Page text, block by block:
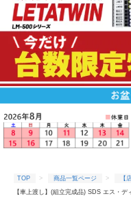
TOP 商品一覧ページ 【
【車上渡し】(組立完成品) SDS エス・